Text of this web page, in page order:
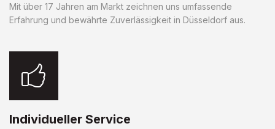
Mit über 17 Jahren am Markt zeichnen uns umfassende
Erfahrung und bewährte Zuverlässigkeit in Düsseldorf aus.
Individueller Service